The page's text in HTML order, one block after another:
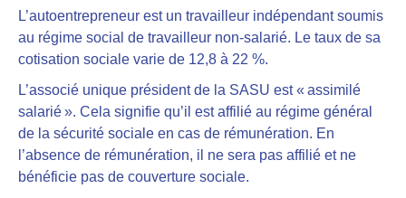
L’autoentrepreneur est un travailleur indépendant soumis
au régime social de travailleur non-salarié. Le taux de sa
cotisation sociale varie de 12,8 à 22 %.
L’associé unique président de la SASU est « assimilé
salarié ». Cela signifie qu’il est affilié au régime général
de la sécurité sociale en cas de rémunération. En
l’absence de rémunération, il ne sera pas affilié et ne
bénéficie pas de couverture sociale.